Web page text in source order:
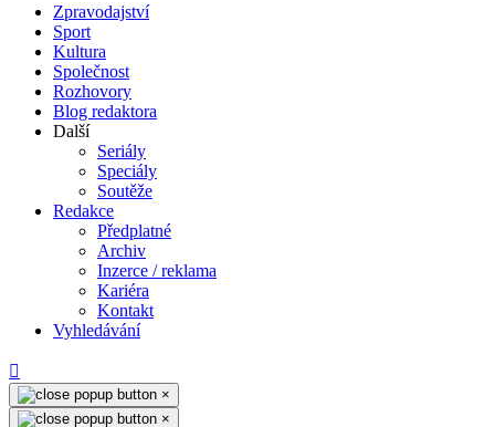
Zpravodajství
Sport
Kultura
Společnost
Rozhovory
Blog redaktora
Další
Seriály
Speciály
Soutěže
Redakce
Předplatné
Archiv
Inzerce / reklama
Kariéra
Kontakt
Vyhledávání
×
×